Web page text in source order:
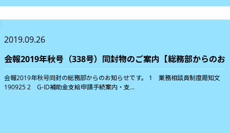
2019.09.26
会報2019年秋号（338号）同封物のご案内【総務部からのお
会報2019年秋号同封の総務部からのお知らせです。 1 業務相談員制度周知文
190925 2 G-ID補助金支給申請手続案内・支...